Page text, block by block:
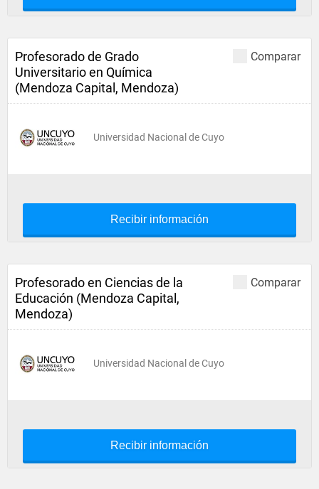
Comparar
Profesorado de Grado
Universitario en Química
(Mendoza Capital, Mendoza)
Universidad Nacional de Cuyo
Recibir información
Comparar
Profesorado en Ciencias de la
Educación (Mendoza Capital,
Mendoza)
Universidad Nacional de Cuyo
Recibir información